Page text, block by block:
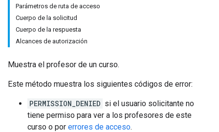
Parámetros de ruta de acceso
Cuerpo de la solicitud
Cuerpo de la respuesta
Alcances de autorización
Muestra el profesor de un curso.
Este método muestra los siguientes códigos de error:
PERMISSION_DENIED si el usuario solicitante no
tiene permiso para ver a los profesores de este
curso o por errores de acceso.